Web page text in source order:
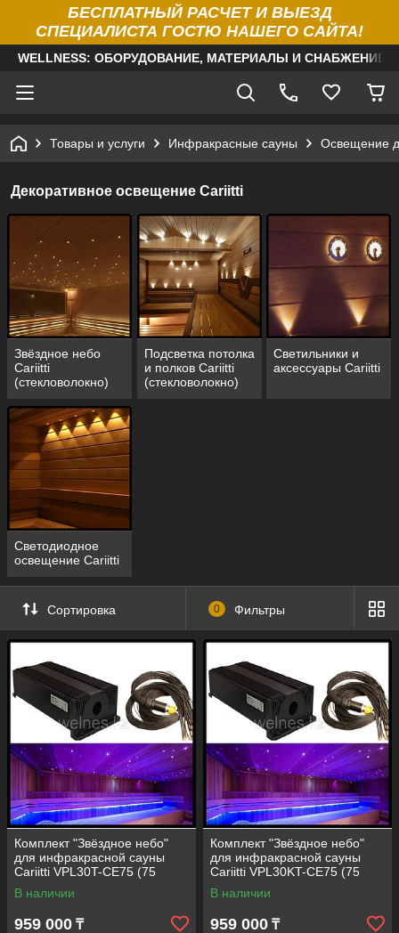
БЕСПЛАТНЫЙ РАСЧЕТ И ВЫЕЗД
СПЕЦИАЛИСТА ГОСТЮ НАШЕГО САЙТА!
WELLNESS: ОБОРУДОВАНИЕ, МАТЕРИАЛЫ И
Товары и услуги Инфракрасные сауны Освещение
Декоративное освещение Cariitti
Звёздное небо
Cariitti
(стекловолокно)
Подсветка потолка
и полков Cariitti
(стекловолокно)
Светильники и
аксессуары Cariitti
Светодиодное
освещение Cariitti
Сортировка 0 Фильтры
Комплект "Звёздное небо"
для инфракрасной сауны
Cariitti VPL30T-CE75 (75
точек, эффект мерцания)
В наличии
959 000 ₸
Комплект "Звёздное небо"
для инфракрасной сауны
Cariitti VPL30KT-CE75 (75
точек, эффект калейдоскопа)
В наличии
959 000 ₸